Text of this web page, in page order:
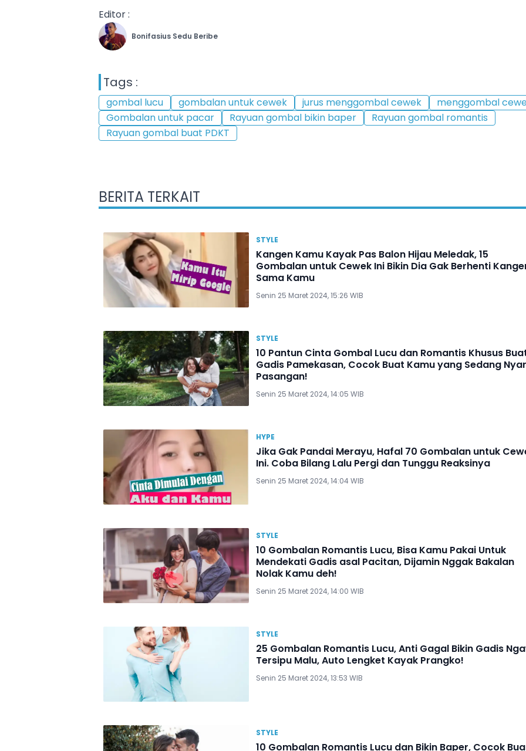
Editor :
Bonifasius Sedu Beribe
Tags :
gombal lucu gombalan untuk cewek jurus menggombal cewek
menggombal
Gombalan untuk pacar
Rayuan gombal bikin baper
Rayuan gombal romantis
Rayuan gombal buat PDKT
BERITA TERKAIT
STYLE
Kangen Kamu Kayak Pas Balon Hijau Meledak, 15
Gombalan untuk Cewek Ini Bikin Dia Gak Berhenti
Sama Kamu
Senin 25 Maret 2024, 15:26 WIB
STYLE
10 Pantun Cinta Gombal Lucu dan Romantis Khusus
Gadis Pamekasan, Cocok Buat Kamu yang Sedang
Pasangan!
Senin 25 Maret 2024, 14:05 WIB
HYPE
Jika Gak Pandai Merayu, Hafal 70 Gombalan untuk
Ini. Coba Bilang Lalu Pergi dan Tunggu Reaksinya
Senin 25 Maret 2024, 14:04 WIB
STYLE
10 Gombalan Romantis Lucu, Bisa Kamu Pakai Untuk
Mendekati Gadis asal Pacitan, Dijamin Nggak Bakalan
Nolak Kamu deh!
Senin 25 Maret 2024, 14:00 WIB
STYLE
25 Gombalan Romantis Lucu, Anti Gagal Bikin Gadis
Tersipu Malu, Auto Lengket Kayak Prangko!
Senin 25 Maret 2024, 13:53 WIB
STYLE
10 Gombalan Romantis Lucu dan Bikin Baper, Cocok